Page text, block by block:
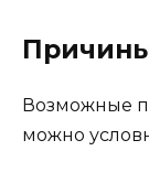
Возможные
можно